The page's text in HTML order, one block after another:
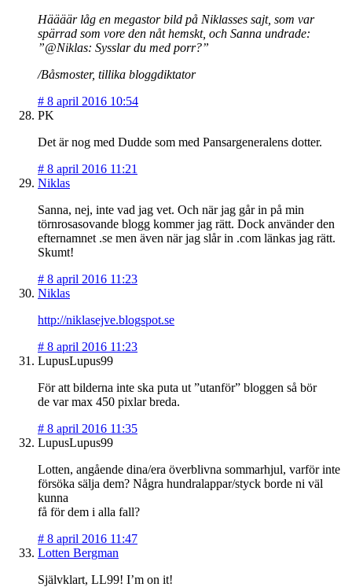
Häääär låg en megastor bild på Niklasses sajt, som var
spärrad som vore den nåt hemskt, och Sanna undrade:
”@Niklas: Sysslar du med porr?”
/Båsmoster, tillika bloggdiktator
# 8 april 2016 10:54
PK
Det är nog med Dudde som med Pansargeneralens dotter.
# 8 april 2016 11:21
Niklas
Sanna, nej, inte vad jag vet. Och när jag går in på min
törnrosasovande blogg kommer jag rätt. Dock använder den
efternamnet .se men även när jag slår in .com länkas jag rätt.
Skumt!
# 8 april 2016 11:23
Niklas
http://niklasejve.blogspot.se
# 8 april 2016 11:23
LupusLupus99
För att bilderna inte ska puta ut ”utanför” bloggen så bör
de var max 450 pixlar breda.
# 8 april 2016 11:35
LupusLupus99
Lotten, angående dina/era överblivna sommarhjul, varför inte
försöka sälja dem? Några hundralappar/styck borde ni väl
kunna
få för dem i alla fall?
# 8 april 2016 11:47
Lotten Bergman
Självklart, LL99! I’m on it!